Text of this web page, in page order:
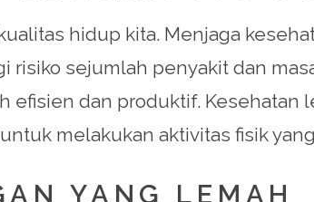
hidup kita. Menjaga
sejumlah penyakit dan
dan produktif. Kesehatan
melakukan aktivitas fisik
YANG LEMAH